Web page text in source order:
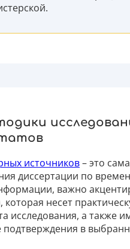
источников– это
диссертации по
важно
несет
исследования, а также
в